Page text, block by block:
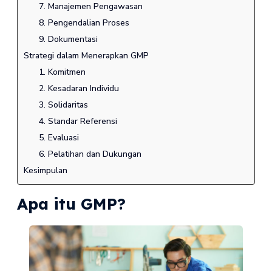
7. Manajemen Pengawasan
8. Pengendalian Proses
9. Dokumentasi
Strategi dalam Menerapkan GMP
1. Komitmen
2. Kesadaran Individu
3. Solidaritas
4. Standar Referensi
5. Evaluasi
6. Pelatihan dan Dukungan
Kesimpulan
Apa itu GMP?